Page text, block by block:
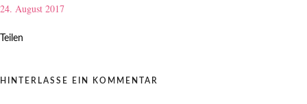
24. August 2017
Teilen
HINTERLASSE EIN KOMMENTAR